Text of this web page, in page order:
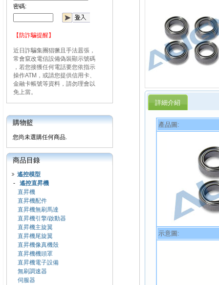
密碼:
【防詐騙提醒】
近日詐騙集團猖獗且手法囂張，
常會竄改電信設備偽裝顯示號碼
，若您接獲任何電話要您依指示
操作ATM，或請您提供信用卡、
金融卡帳號等資料，請勿理會以
免上當。
購物籃
您尚未選購任何商品.
商品目錄
遙控模型
- 遙控直昇機
直昇機
直昇機配件
直昇機無刷馬達
直昇機引擎/啟動器
直昇機主旋翼
直昇機尾旋翼
直昇機像真機殼
直昇機機頭罩
直昇機電子設備
無刷調速器
伺服器
詳細介紹
產品圖:
示意圖: